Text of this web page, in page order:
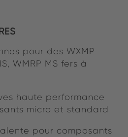
pour des WXMP
WMRP MS fers à
haute performance
micro et standard
pour composants